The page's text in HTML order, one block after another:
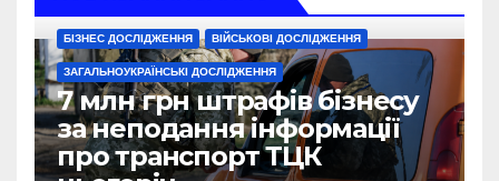
БІЗНЕС ДОСЛІДЖЕННЯ ВІЙСЬКОВІ ДОСЛІДЖЕННЯ
ЗАГАЛЬНОУКРАЇНСЬКІ ДОСЛІДЖЕННЯ
7 млн грн штрафів бізнесу
за неподання інформації
про транспорт ТЦК